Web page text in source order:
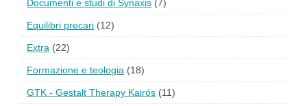
Documenti e studi di Synaxis (7)
Equilibri precari (12)
Extra (22)
Formazione e teologia (18)
GTK - Gestalt Therapy Kairós (11)